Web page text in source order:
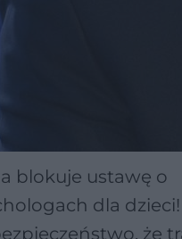
blokuje ustawę o
dla dzieci!
że